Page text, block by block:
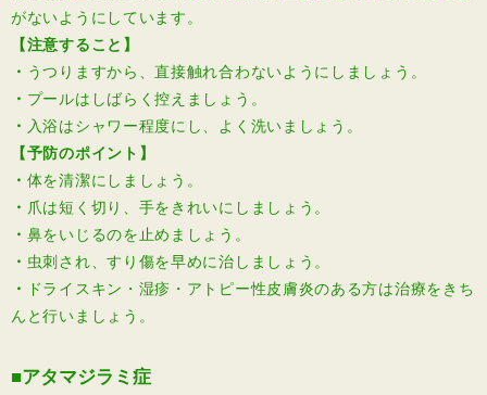
がないようにしています。
【注意すること】
・ うつりますから、直接触れ合わないようにしましょう。
・ プールはしばらく控えましょう。
・ 入浴はシャワー程度にし、よく洗いましょう。
【予防のポイント】
・ 体を清潔にしましょう。
・ 爪は短く切り、手をきれいにしましょう。
・ 鼻をいじるのを止めましょう。
・ 虫刺され、すり傷を早めに治しましょう。
・
ドライスキン・湿疹・アトピー性皮膚炎のある方は治療をきち
んと行いましょう。
■アタマジラミ症